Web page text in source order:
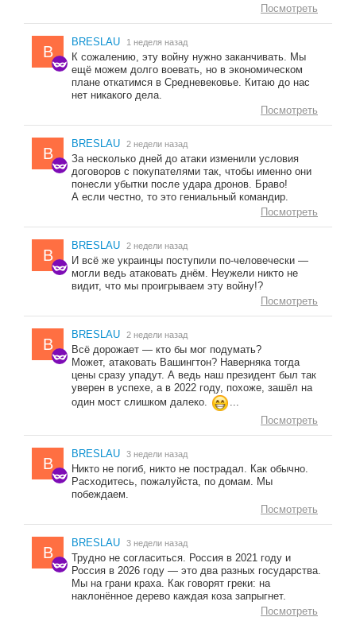
Посмотреть
B
BRESLAU 1 неделя назад
К сожалению, эту войну нужно заканчивать. Мы
ещё можем долго воевать, но в экономическом
плане откатимся в Средневековье. Китаю до нас
нет никакого дела.
Посмотреть
B
BRESLAU 2 недели назад
За несколько дней до атаки изменили условия
договоров с покупателями так, чтобы именно они
понесли убытки после удара дронов. Браво!
А если честно, то это гениальный командир.
Посмотреть
B
BRESLAU 2 недели назад
И всё же украинцы поступили по-человечески —
могли ведь атаковать днём. Неужели никто не
видит, что мы проигрываем эту войну!?
Посмотреть
B
BRESLAU 2 недели назад
Всё дорожает — кто бы мог подумать?
Может, атаковать Вашингтон? Наверняка тогда
цены сразу упадут. А ведь наш президент был так
уверен в успехе, а в 2022 году, похоже, зашёл на
один мост слишком далеко.
Посмотреть
B
BRESLAU 3 недели назад
Никто не погиб, никто не пострадал. Как обычно.
Расходитесь, пожалуйста, по домам. Мы
побеждаем.
Посмотреть
B
BRESLAU 3 недели назад
Трудно не согласиться. Россия в 2021 году и
Россия в 2026 году — это два разных государства.
Мы на грани краха. Как говорят греки: на
наклонённое дерево каждая коза запрыгнет.
Посмотреть